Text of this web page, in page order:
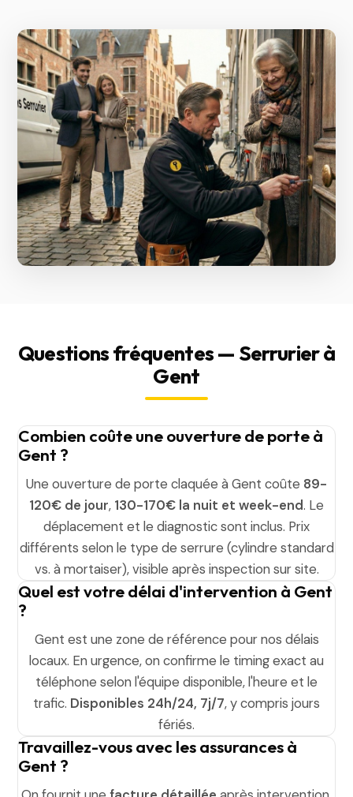
Questions fréquentes — Serrurier à
Gent
Combien coûte une ouverture de porte à
Gent ?
Une ouverture de porte claquée à Gent coûte 89-
120€ de jour, 130-170€ la nuit et week-end. Le
déplacement et le diagnostic sont inclus. Prix
différents selon le type de serrure (cylindre standard
vs. à mortaiser), visible après inspection sur site.
Quel est votre délai d'intervention à Gent
?
Gent est une zone de référence pour nos délais
locaux. En urgence, on confirme le timing exact au
téléphone selon l'équipe disponible, l'heure et le
trafic. Disponibles 24h/24, 7j/7, y compris jours
fériés.
Travaillez-vous avec les assurances à
Gent ?